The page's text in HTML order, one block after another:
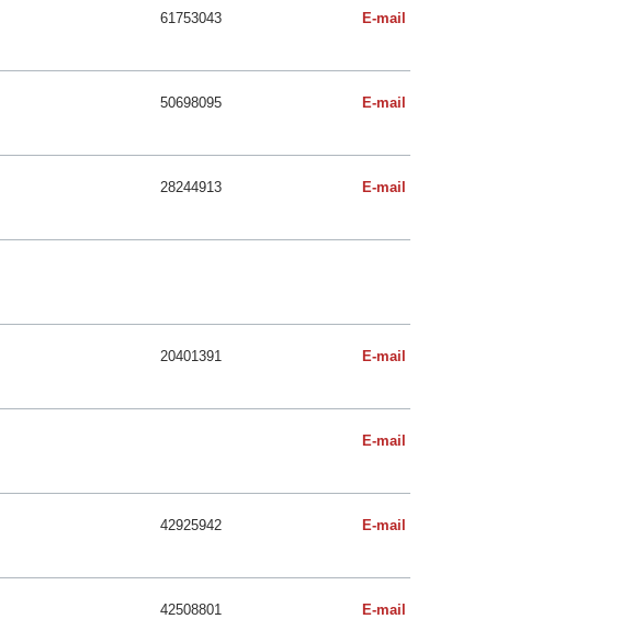
61753043 E-mail
50698095 E-mail
28244913 E-mail
20401391 E-mail
E-mail
42925942 E-mail
42508801 E-mail